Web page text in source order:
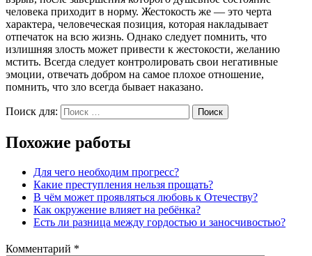
человека приходит в норму. Жестокость же — это черта
характера, человеческая позиция, которая накладывает
отпечаток на всю жизнь. Однако следует помнить, что
излишняя злость может привести к жестокости, желанию
мстить. Всегда следует контролировать свои негативные
эмоции, отвечать добром на самое плохое отношение,
помнить, что зло всегда бывает наказано.
Поиск для: Поиск
Похожие работы
Для чего необходим прогресс?
Какие преступления нельзя прощать?
В чём может проявляться любовь к Отечеству?
Как окружение влияет на ребёнка?
Есть ли разница между гордостью и заносчивостью?
Комментарий *